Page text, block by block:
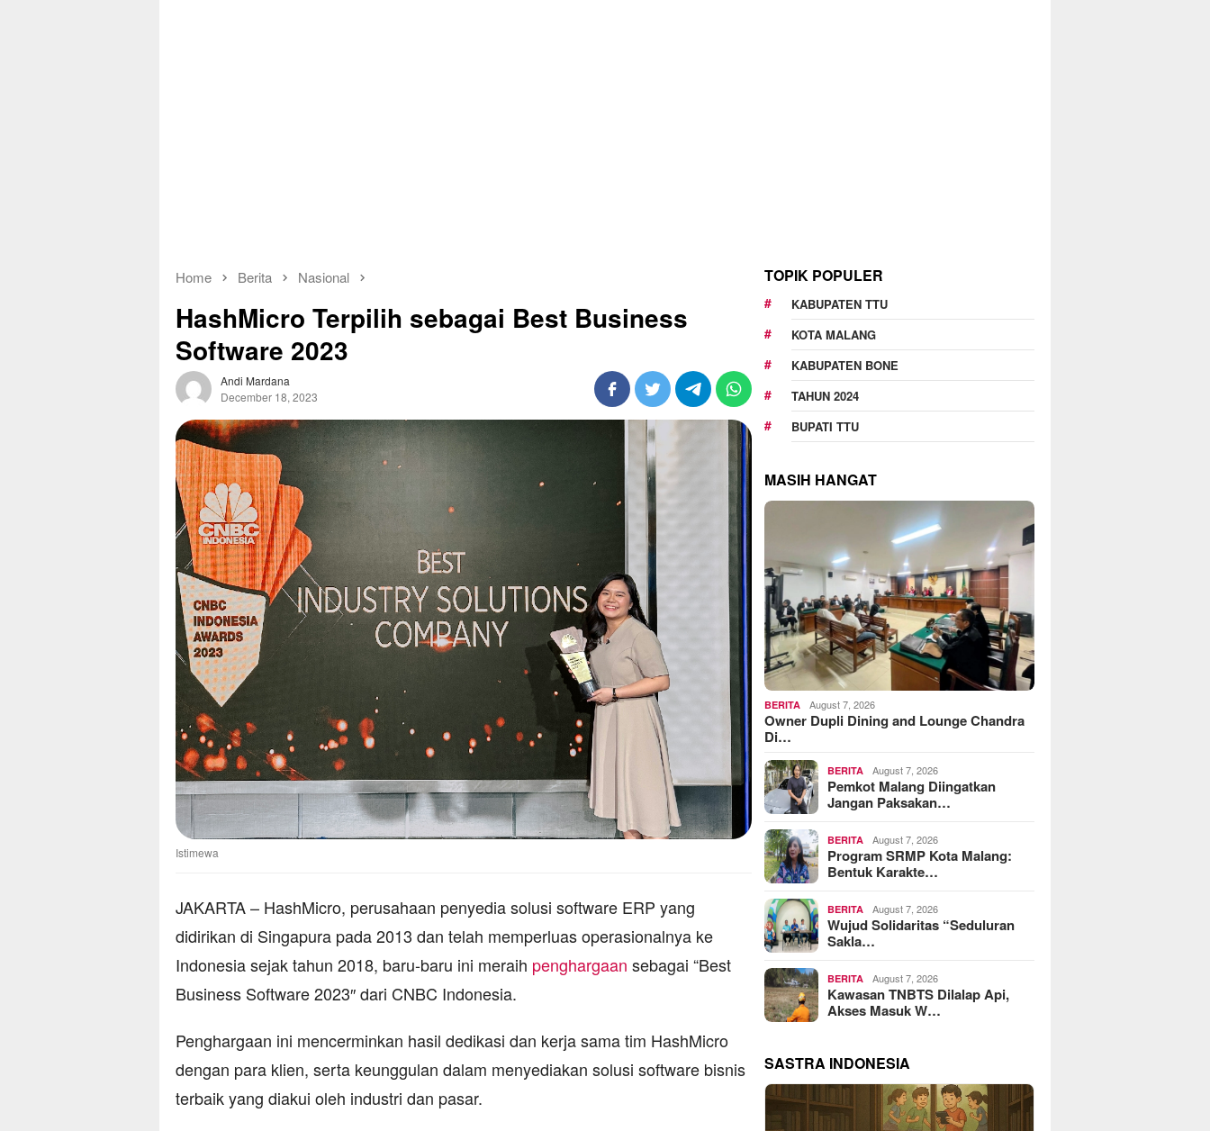
Home Berita Nasional
HashMicro Terpilih sebagai Best Business
Software 2023
Andi Mardana
December 18, 2023
Istimewa
JAKARTA – HashMicro, perusahaan penyedia solusi software ERP yang
didirikan di Singapura pada 2013 dan telah memperluas operasionalnya ke
Indonesia sejak tahun 2018, baru-baru ini meraih penghargaan sebagai “Best
Business Software 2023″ dari CNBC Indonesia.
Penghargaan ini mencerminkan hasil dedikasi dan kerja sama tim HashMicro
dengan para klien, serta keunggulan dalam menyediakan solusi software bisnis
terbaik yang diakui oleh industri dan pasar.
TOPIK POPULER
KABUPATEN TTU
KOTA MALANG
KABUPATEN BONE
TAHUN 2024
BUPATI TTU
MASIH HANGAT
BERITA August 7, 2026
Owner Dupli Dining and Lounge Chandra
Di…
BERITA August 7, 2026
Pemkot Malang Diingatkan
Jangan Paksakan…
BERITA August 7, 2026
Program SRMP Kota Malang:
Bentuk Karakte…
BERITA August 7, 2026
Wujud Solidaritas “Seduluran
Sakla…
BERITA August 7, 2026
Kawasan TNBTS Dilalap Api,
Akses Masuk W…
SASTRA INDONESIA